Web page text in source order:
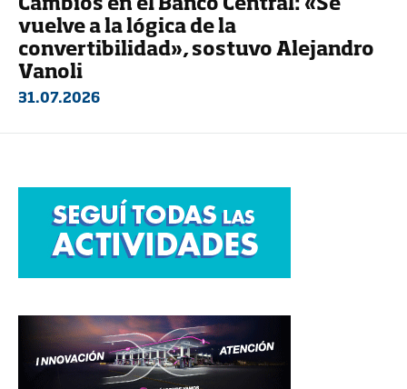
Cambios en el Banco Central: «Se
vuelve a la lógica de la
convertibilidad», sostuvo Alejandro
Vanoli
31.07.2026